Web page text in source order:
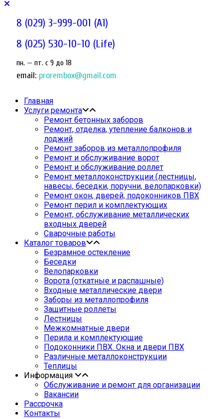
8 (029) 3-999-001 (A1)
8 (025) 530-10-10 (Life)
пн. — пт. c 9 до 18
email: prorembox@gmail.com
Главная
Услуги ремонта
Ремонт бетонных заборов
Ремонт, отделка, утепление балконов и
лоджий
Ремонт заборов из металлопрофиля
Ремонт и обслуживание ворот
Ремонт и обслуживание роллет
Ремонт металлоконструкции (лестницы,
навесы, беседки, поручни, велопарковки)
Ремонт окон, дверей, подоконников ПВХ
Ремонт перил и комплектующих
Ремонт, обслуживание металлических
входных дверей
Сварочные работы
Каталог товаров
Безрамное остекление
Беседки
Велопарковки
Ворота (откатные и распашные)
Входные металлические двери
Заборы из металлопрофиля
Защитные роллеты
Лестницы
Межкомнатные двери
Перила и комплектующие
Подоконники ПВХ. Окна и двери ПВХ
Различные металлоконструкции
Теплицы
Информация
Обслуживание и ремонт для организации
Вакансии
Рассрочка
Контакты